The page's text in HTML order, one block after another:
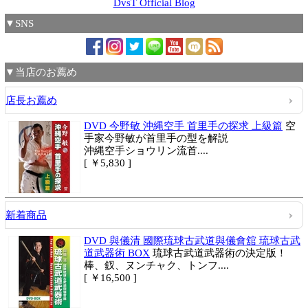
DvsT Official Blog
▼SNS
▼当店のお薦め
店長お薦め
DVD 今野敏 沖縄空手 首里手の探求 上級篇 空
手家今野敏が首里手の型を解説
沖縄空手ショウリン流首....
[ ￥5,830 ]
新着商品
DVD 與儀清 國際琉球古武道與儀會舘 琉球古武
道武器術 BOX 琉球古武道武器術の決定版！
棒、釵、ヌンチャク、トンフ....
[ ￥16,500 ]